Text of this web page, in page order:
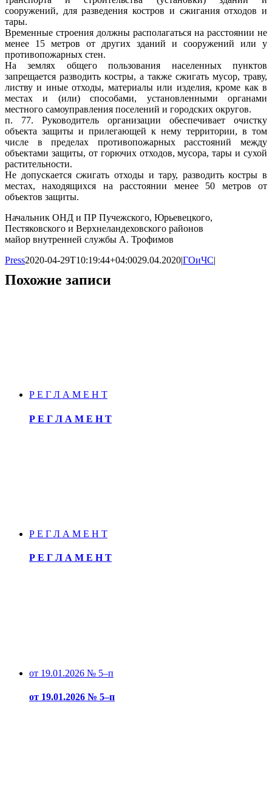
сооружений, для разведения костров и сжигания отходов и
тары.
Временные строения должны располагаться на расстоянии не
менее 15 метров от других зданий и сооружений или у
противопожарных стен.
На землях общего пользования населенных пунктов
запрещается разводить костры, а также сжигать мусор, траву,
листву и иные отходы, материалы или изделия, кроме как в
местах и (или) способами, установленными органами
местного самоуправления поселений и городских округов.
п. 77. Руководитель организации обеспечивает очистку
объекта защиты и прилегающей к нему территории, в том
числе в пределах противопожарных расстояний между
объектами защиты, от горючих отходов, мусора, тары и сухой
растительности.
Не допускается сжигать отходы и тару, разводить костры в
местах, находящихся на расстоянии менее 50 метров от
объектов защиты.
Начальник ОНД и ПР Пучежского, Юрьевецкого,
Пестяковского и Верхнеландеховского районов
майор внутренней службы А. Трофимов
Press2020-04-29T10:19:44+04:0029.04.2020|ГОиЧС|
Похожие записи
Р Е Г Л А М Е Н Т
Р Е Г Л А М Е Н Т
Р Е Г Л А М Е Н Т
Р Е Г Л А М Е Н Т
от 19.01.2026 № 5–п
от 19.01.2026 № 5–п